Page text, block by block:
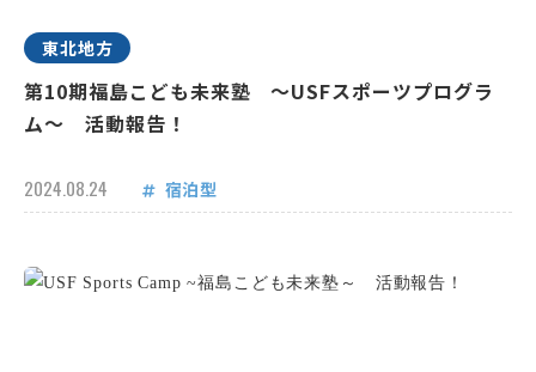
東北地方
第10期福島こども未来塾 ～USFスポーツプログラ
ム～ 活動報告！
2024.08.24 宿泊型